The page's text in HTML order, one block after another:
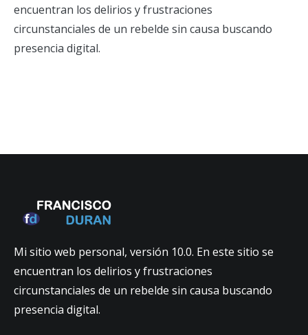
encuentran los delirios y frustraciones
circunstanciales de un rebelde sin causa buscando
presencia digital.
Mi sitio web personal, versión 10.0. En este sitio se
encuentran los delirios y frustraciones
circunstanciales de un rebelde sin causa buscando
presencia digital.